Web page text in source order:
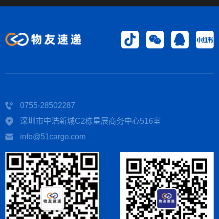
0755-28502287
深圳市中浩新城C2栋星展商务中心516室
info@51cargo.com